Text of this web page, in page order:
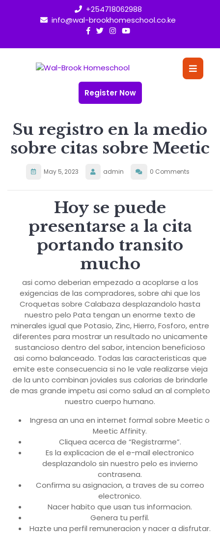
+254718062988
info@wal-brookhomeschool.co.ke
Register Now
Su registro en la medio
sobre citas sobre Meetic
May 5, 2023 admin 0 Comments
Hoy se puede
presentarse a la cita
portando transito
mucho
asi­ como deberian empezado a acoplarse a los
exigencias de las compradores, sobre ahi que los
Croquetas sobre Calabaza desplazandolo hasta
nuestro pelo Pata tengan un enorme texto de
minerales igual que Potasio, Zinc, Hierro, Fosforo, entre
diferentes para mostrar un resultado no unicamente
sustancioso dentro del sabor, intencion beneficioso
asi­ como balanceado. Todas las caracteristicas que
emite este consecuencia si no le vale realizarse vieja
de la unto combinan joviales sus calorias de brindarle
de mas grande impetu asi­ como salud an al completo
nuestro cuerpo humano.
Ingresa an una en internet formal sobre Meetic o
Meetic Affinity.
Cliquea acerca de “Registrarme”.
Es la explicacion de el e-mail electronico
desplazandolo sin nuestro pelo es invierno
contrasena.
Confirma su asignacion, a traves de su correo
electronico.
Nacer habito que usan tus informacion.
Genera tu perfil.
Hazte una perfil remuneracion y nacer a disfrutar.